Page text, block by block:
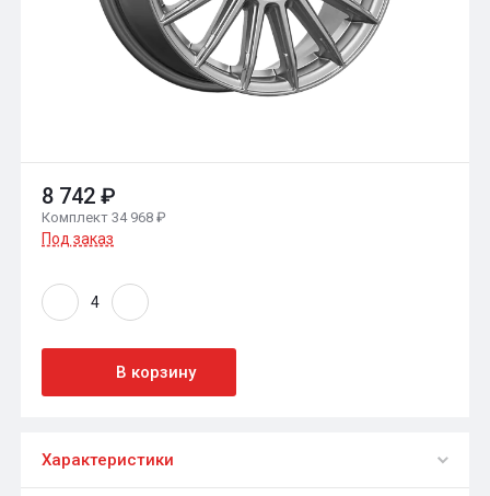
8 742 ₽
Комплект 34 968 ₽
Под заказ
В корзину
Характеристики